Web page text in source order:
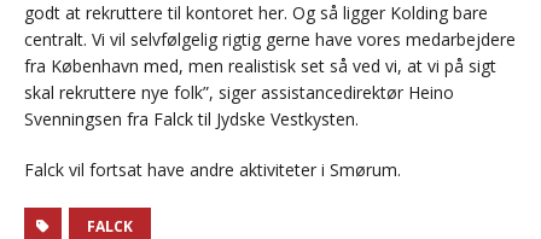
godt at rekruttere til kontoret her. Og så ligger Kolding bare
centralt. Vi vil selvfølgelig rigtig gerne have vores medarbejdere
fra København med, men realistisk set så ved vi, at vi på sigt
skal rekruttere nye folk”, siger assistancedirektør Heino
Svenningsen fra Falck til Jydske Vestkysten.
Falck vil fortsat have andre aktiviteter i Smørum.
FALCK